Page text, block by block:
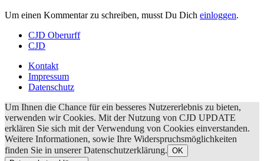
Um einen Kommentar zu schreiben, musst Du Dich einloggen.
CJD Oberurff
CJD
Kontakt
Impressum
Datenschutz
Um Ihnen die Chance für ein besseres Nutzererlebnis zu bieten,
verwenden wir Cookies. Mit der Nutzung von CJD UPDATE
erklären Sie sich mit der Verwendung von Cookies einverstanden.
Weitere Informationen, sowie Ihre Widerspruchsmöglichkeiten
finden Sie in unserer Datenschutzerklärung. OK